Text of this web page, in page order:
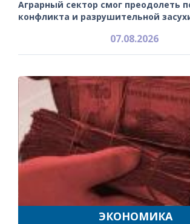
Аграрный сектор смог преодолеть
конфликта и разрушительной
07.08.2026
ЭКОНОМИКА